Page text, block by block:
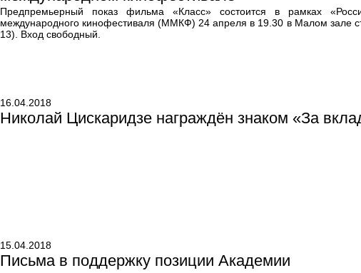
Предпремьерный показ фильма «Класс» состоится в рамках
международного кинофестиваля (ММКФ) 24 апреля в 19.30 в Малом зале
13). Вход свободный.
16.04.2018
Николай Цискаридзе награждён знаком «За
15.04.2018
Письма в поддержку позиции Академии